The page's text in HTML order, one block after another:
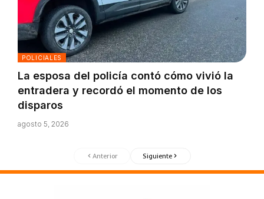
POLICIALES
La esposa del policía contó cómo vivió la
entradera y recordó el momento de los
disparos
agosto 5, 2026
Anterior Siguiente